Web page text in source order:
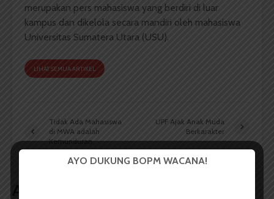
merupakan pers mahasiswa yang berdiri di luar
kampus dan dikelola secara mandiri oleh mahasiswa
Universitas Sumatera Utara (USU).
LIHAT SEMUA ARTIKEL
Tidak Ada Mahasiswa
di MWA adalah
Kemunduran
UPF Ajak Anak Muda
Berkarakter
AYO DUKUNG BOPM WACANA!